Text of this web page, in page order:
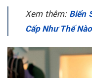
Xem thêm: Biển
Cấp Như Thế